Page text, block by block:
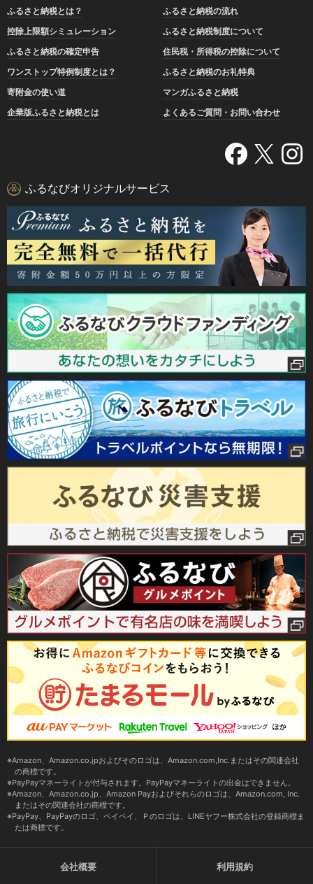
ふるさと納税とは？
ふるさと納税の流れ
控除上限額シミュレーション
ふるさと納税制度について
ふるさと納税の確定申告
住民税・所得税の控除について
ワンストップ特例制度とは？
ふるさと納税のお礼特典
寄附金の使い道
マンガふるさと納税
企業版ふるさと納税とは
よくあるご質問・お問い合わせ
ふるなびオリジナルサービス
Amazon、Amazon.co.jpおよびそのロゴは、Amazon.com,Inc.またはその関連会社
の商標です。
PayPayマネーライトが付与されます。PayPayマネーライトの出金はできません。
Amazon、Amazon.co.jp、Amazon Payおよびそれらのロゴは、Amazon.com, Inc.
またはその関連会社の商標です。
PayPay、PayPayのロゴ、ペイペイ、Ｐのロゴは、LINEヤフー株式会社の登録商標ま
たは商標です。
会社概要 利用規約